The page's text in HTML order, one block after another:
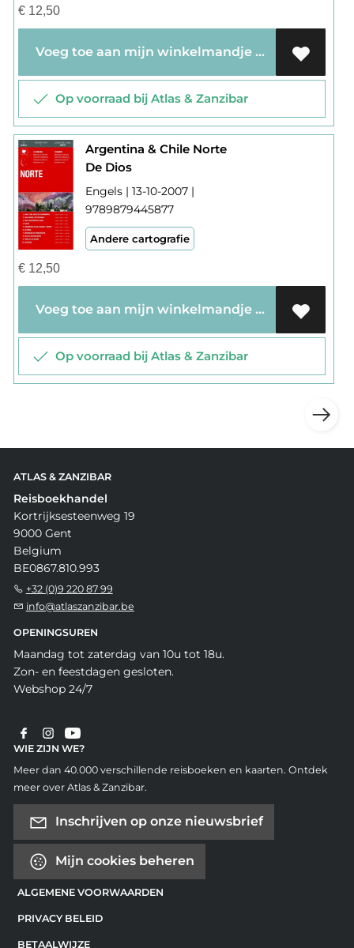
€12,50
Voeg toe aan mijn winkelmandje
Op voorraad bij Atlas & Zanzibar
Argentina & Chile Norte
De Dios
Engels | 13-10-2007 |
9789879445877
Andere cartografie
€12,50
Voeg toe aan mijn winkelmandje
Op voorraad bij Atlas & Zanzibar
ATLAS & ZANZIBAR
Reisboekhandel
Kortrijksesteenweg 19
9000 Gent
Belgium
BE0867.810.993
+32 (0)9 220 87 99
info@atlaszanzibar.be
OPENINGSUREN
Maandag tot zaterdag van 10u tot 18u.
Zon- en feestdagen gesloten.
Webshop 24/7
WIE ZIJN WE?
Meer dan 40.000 verschillende reisboeken en kaarten. Ontdek
meer over Atlas & Zanzibar.
Inschrijven op onze nieuwsbrief
Mijn cookies beheren
ALGEMENE VOORWAARDEN
PRIVACY BELEID
BETAALWIJZE